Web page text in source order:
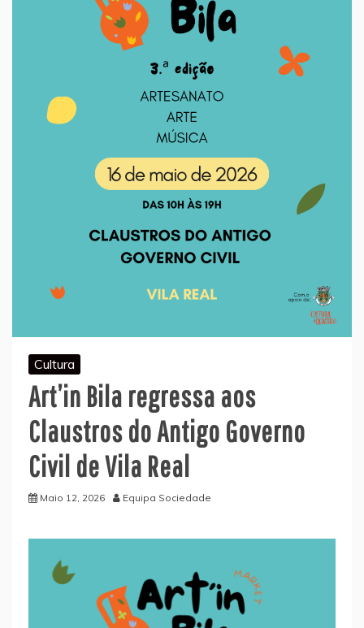
Cultura
Art’in Bila regressa aos
Claustros do Antigo Governo
Civil de Vila Real
Maio 12, 2026 Equipa Sociedade